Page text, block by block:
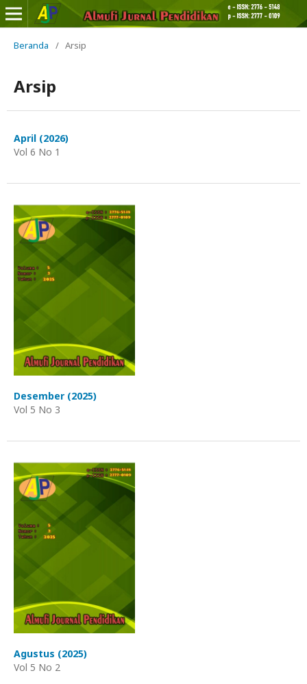
Beranda / Arsip
Arsip
April (2026)
Vol 6 No 1
Desember (2025)
Vol 5 No 3
Agustus (2025)
Vol 5 No 2